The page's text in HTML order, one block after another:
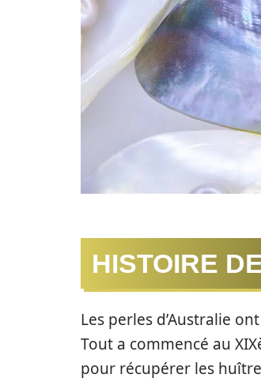
HISTOIRE
Les perles d’Australie
Tout a commencé au
pour récupérer les